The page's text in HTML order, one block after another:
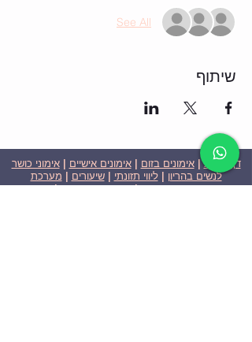
See All
שיתוף
דף הבית|אימונים בזום |אימונים אישיים |אימוני כושר
לנשים בהריון |ליווי תזונתי |שיעורים | מערכת
שבועית-אימונים בזום|תוכניות ומחירים|סרטוני